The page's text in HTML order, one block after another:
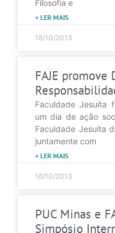
Filosofia e
+ LER MAIS
18/10/2013
FAJE promove
Faculdade Jesuíta
um dia de ação
Faculdade Jesuíta
juntamente com
+ LER MAIS
16/10/2013
PUC Minas e
Simpósio